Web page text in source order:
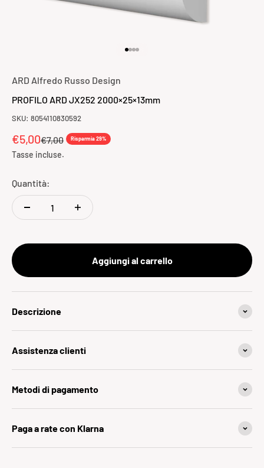
ARD Alfredo Russo Design
PROFILO ARD JX252 2000×25×13mm
SKU: 8054110830592
Prezzo scontato
€5,00Prezzo
€7,00 Risparmia 29%
Tasse incluse.
Quantità:
Aggiungi al carrello
Descrizione
Assistenza clienti
Metodi di pagamento
Paga a rate con Klarna